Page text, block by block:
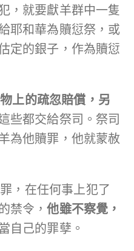
，就要獻羊群中一隻
耶和華為贖愆祭，或
定的銀子，作為贖愆
上的疏忽賠償，另
些都交給祭司。祭司
為他贖罪，他就蒙赦
，在任何事上犯了
禁令，他雖不察覺，
自己的罪孽。